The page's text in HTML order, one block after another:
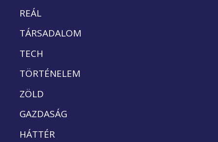
REÁL
TÁRSADALOM
TECH
TÖRTÉNELEM
ZÖLD
GAZDASÁG
HÁTTÉR